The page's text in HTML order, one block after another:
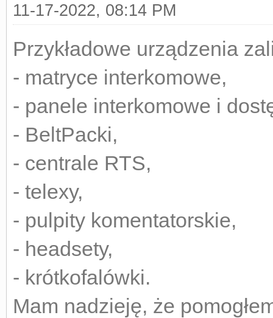
11-17-2022, 08:14 PM
Przykładowe urządzenia
- matryce interkomowe,
- panele interkomowe i
- BeltPacki,
- centrale RTS,
- telexy,
- pulpity komentatorskie,
- headsety,
- krótkofalówki.
Mam nadzieję, że